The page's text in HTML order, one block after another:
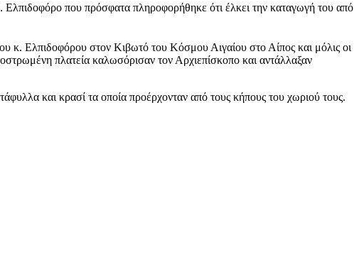
που πρόσφατα πληροφορήθηκε ότι έλκει την καταγωγή του από
κ. Ελπιδοφόρου στον Κιβωτό του Κόσμου Αιγαίου στο Αίπος και μόλις οι
πλατεία καλωσόρισαν τον Αρχιεπίσκοπο και αντάλλαξαν
και κρασί τα οποία προέρχονταν από τους κήπους του χωριού τους.